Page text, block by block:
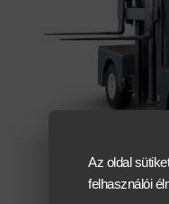
Az oldal
felhasználói